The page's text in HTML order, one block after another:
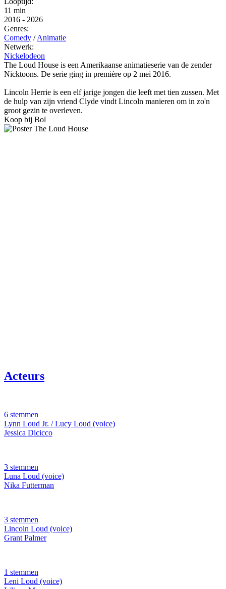
11 min
2016 - 2026
Genres:
Comedy / Animatie
Netwerk:
Nickelodeon
The Loud House is een Amerikaanse animatieserie van de zender
Nicktoons. De serie ging in première op 2 mei 2016.
Lincoln Herrie is een elf jarige jongen die leeft met tien zussen. Met
de hulp van zijn vriend Clyde vindt Lincoln manieren om in zo'n
groot gezin te overleven.
Koop bij Bol
Acteurs
6 stemmen
Lynn Loud Jr. / Lucy Loud (voice)
Jessica Dicicco
3 stemmen
Luna Loud (voice)
Nika Futterman
3 stemmen
Lincoln Loud (voice)
Grant Palmer
1 stemmen
Leni Loud (voice)